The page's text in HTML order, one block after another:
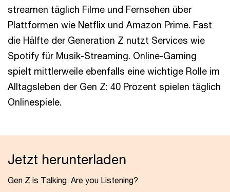
streamen täglich Filme und Fernsehen über
Plattformen wie Netflix und Amazon Prime. Fast
die Hälfte der Generation Z nutzt Services wie
Spotify für Musik-Streaming. Online-Gaming
spielt mittlerweile ebenfalls eine wichtige Rolle im
Alltagsleben der Gen Z: 40 Prozent spielen täglich
Onlinespiele.
Jetzt herunterladen
Gen Z is Talking. Are you Listening?